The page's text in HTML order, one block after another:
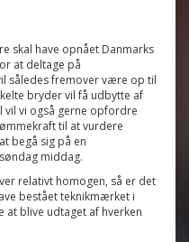
skal have opnået Danmarks
at deltage på
således fremover være op til
bryder vil få udbytte af
vil vi også gerne opfordre
til at vurdere
begå sig på en
middag.
relativt homogen, så er det
bestået teknikmærket i
at blive udtaget af hverken